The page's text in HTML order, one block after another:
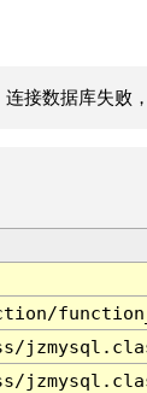
接数据库失败